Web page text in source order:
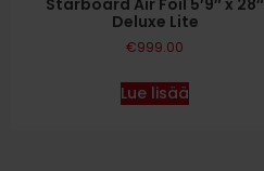
​Starboard Air Foil 5’9″ x 28″
Deluxe Lite
€999.00
Lue lisää